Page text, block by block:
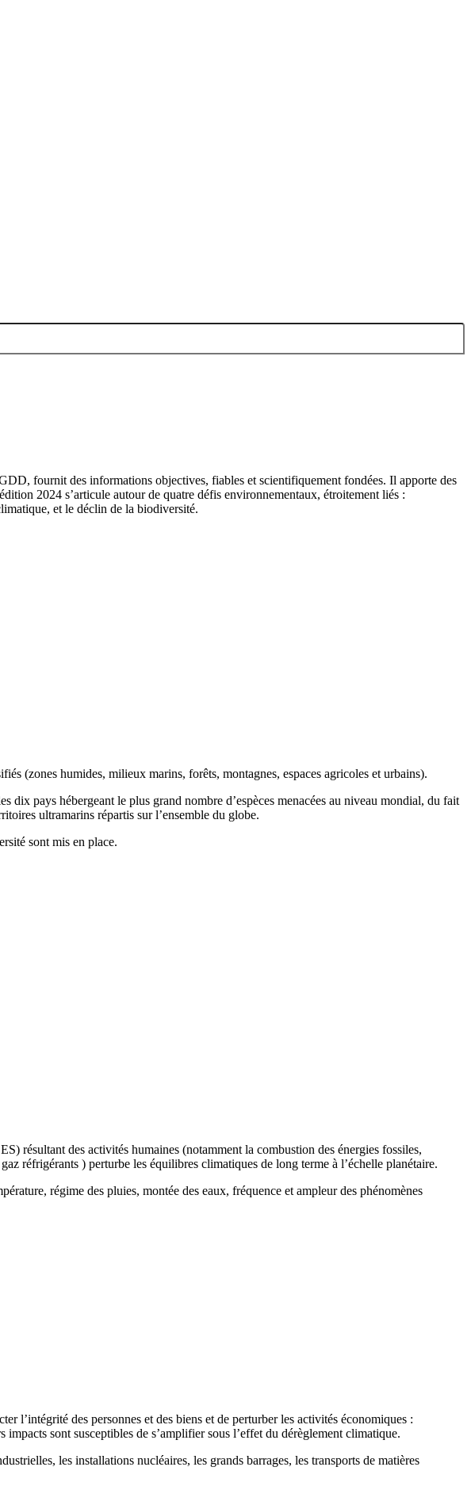
fournit des informations objectives, fiables et scientifiquement fondées. Il apporte des
2024 s’articule autour de quatre défis environnementaux, étroitement liés :
et le déclin de la biodiversité.
(zones humides, milieux marins, forêts, montagnes, espaces agricoles et urbains).
dix pays hébergeant le plus grand nombre d’espèces menacées au niveau mondial, du fait
ultramarins répartis sur l’ensemble du globe.
sont mis en place.
résultant des activités humaines (notamment la combustion des énergies fossiles,
réfrigérants ) perturbe les équilibres climatiques de long terme à l’échelle planétaire.
régime des pluies, montée des eaux, fréquence et ampleur des phénomènes
l’intégrité des personnes et des biens et de perturber les activités économiques :
sont susceptibles de s’amplifier sous l’effet du dérèglement climatique.
les installations nucléaires, les grands barrages, les transports de matières